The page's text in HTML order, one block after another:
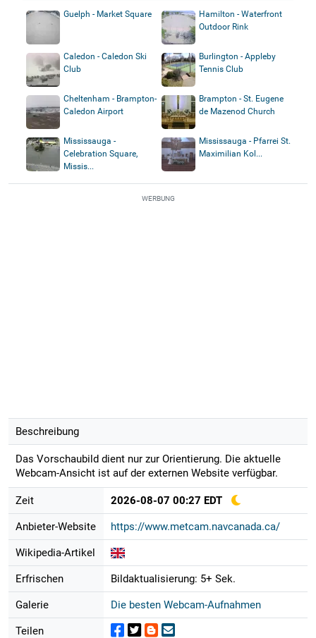
Guelph - Market Square
Hamilton - Waterfront
Outdoor Rink
Caledon - Caledon Ski
Club
Burlington - Appleby
Tennis Club
Cheltenham - Brampton-
Caledon Airport
Brampton - St. Eugene
de Mazenod Church
Mississauga -
Celebration Square,
Missis...
Mississauga - Pfarrei St.
Maximilian Kol...
WERBUNG
Beschreibung
Das Vorschaubild dient nur zur Orientierung. Die aktuelle
Webcam-Ansicht ist auf der externen Website verfügbar.
Zeit 2026-08-07 00:27 EDT
Anbieter-Website https://www.metcam.navcanada.ca/
Wikipedia-Artikel
Erfrischen Bildaktualisierung: 5+ Sek.
Galerie Die besten Webcam-Aufnahmen
Teilen